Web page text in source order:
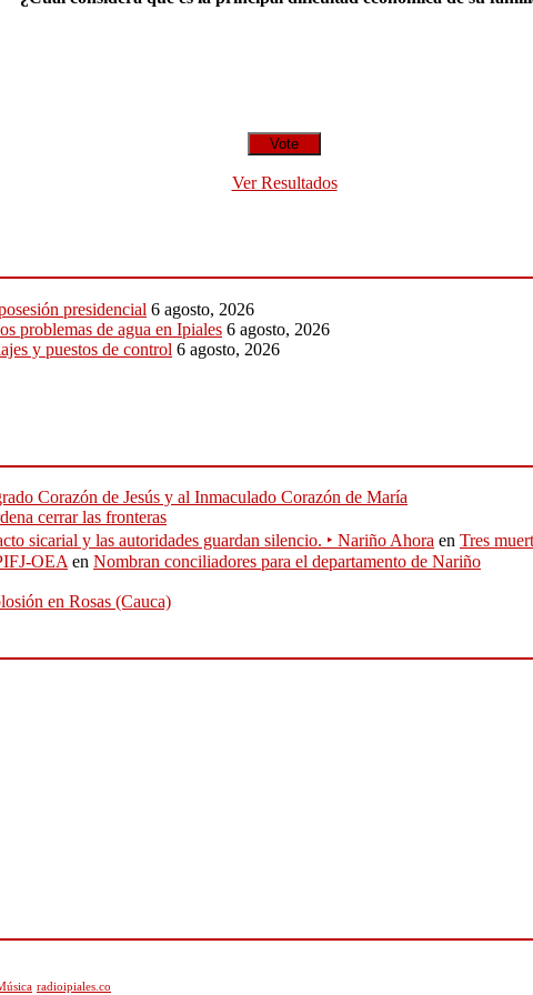
Ver Resultados
presidencial 6 agosto, 2026
problemas de agua en Ipiales 6 agosto, 2026
y puestos de control 6 agosto, 2026
Corazón de Jesús y al Inmaculado Corazón de María
cerrar las fronteras
sicarial y las autoridades guardan silencio. ‣ Nariño Ahora en Tres
OEA en Nombran conciliadores para el departamento de Nariño
en Rosas (Cauca)
radioipiales.co